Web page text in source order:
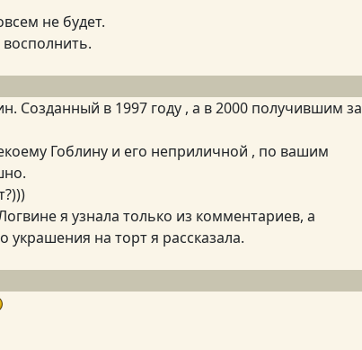
не будет.
Созданный в 1997 году , а в 2000 получившим за
Гоблину и его неприличной , по вашим
я узнала только из комментариев, а
на торт я рассказала.